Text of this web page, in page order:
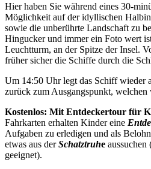
Hier haben Sie während eines 30-
Möglichkeit auf der idyllischen
sowie die unberührte Landschaft zu
Hingucker und immer ein Foto wert
Leuchtturm, an der Spitze der Insel.
früher sicher die Schiffe durch die
Um 14:50 Uhr legt das Schiff wieder
zurück zum Ausgangspunkt,
Kostenlos: Mit Entdeckertour für
Fahrkarten erhalten Kinder eine
Aufgaben zu erledigen und als
etwas aus der Schatztruhe
geeignet).